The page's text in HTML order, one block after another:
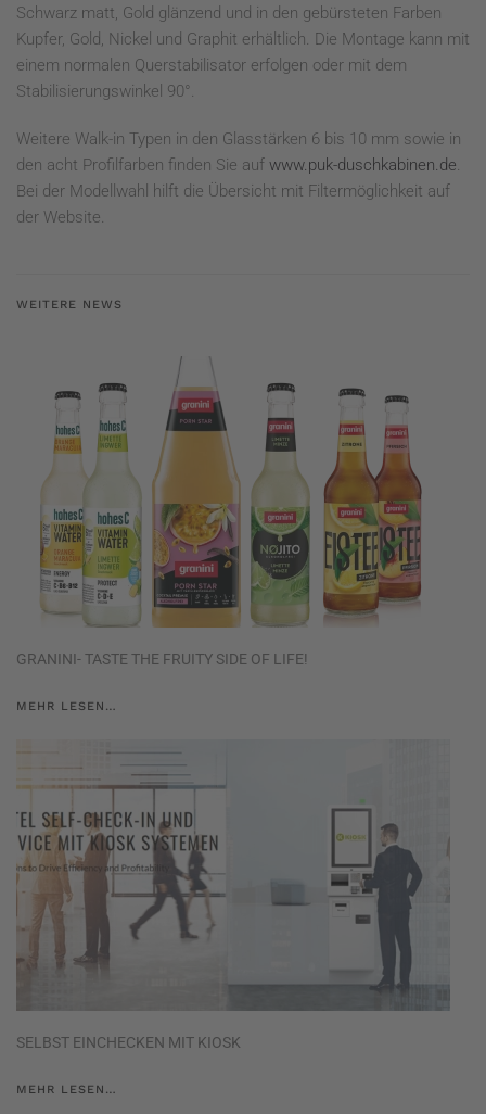
Schwarz matt, Gold glänzend und in den gebürsteten Farben
Kupfer, Gold, Nickel und Graphit erhältlich. Die Montage kann mit
einem normalen Querstabilisator erfolgen oder mit dem
Stabilisierungswinkel 90°.
Weitere Walk-in Typen in den Glasstärken 6 bis 10 mm sowie in
den acht Profilfarben finden Sie auf www.puk-duschkabinen.de.
Bei der Modellwahl hilft die Übersicht mit Filtermöglichkeit auf
der Website.
WEITERE NEWS
GRANINI- TASTE THE FRUITY SIDE OF LIFE!
MEHR LESEN…
SELBST EINCHECKEN MIT KIOSK
MEHR LESEN…